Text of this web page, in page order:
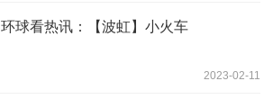
环球看热讯：【波虹】小火车
2023-02-11